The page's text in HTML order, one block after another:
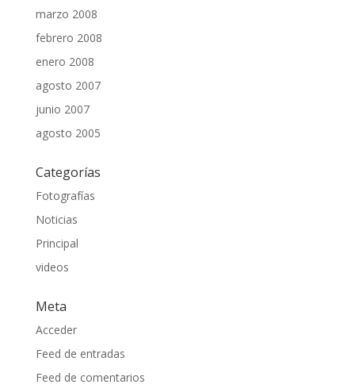
marzo 2008
febrero 2008
enero 2008
agosto 2007
junio 2007
agosto 2005
Categorías
Fotografías
Noticias
Principal
videos
Meta
Acceder
Feed de entradas
Feed de comentarios